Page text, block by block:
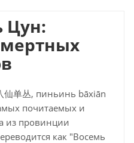
Цун:
仙单丛, пиньинь bāxiān
почитаемых и
из провинции
как "Восемь